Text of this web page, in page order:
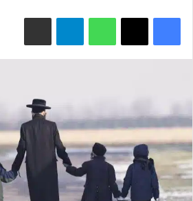
فيسبوك‫X واتساب تيلقرام مشاركة عبر البريد